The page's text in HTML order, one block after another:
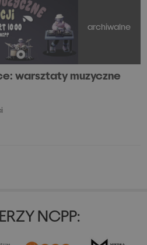
warsztaty muzyczne
archiwalne
NCPP: